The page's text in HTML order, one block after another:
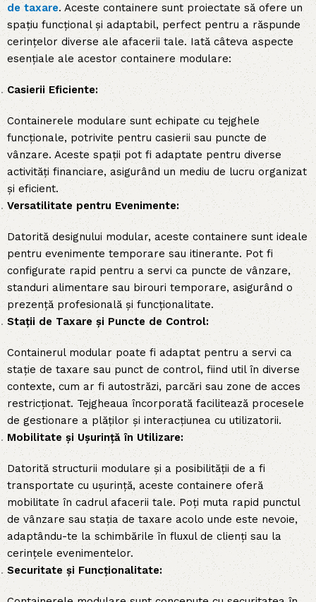
de taxare. Aceste containere sunt proiectate să ofere un
spațiu funcțional și adaptabil, perfect pentru a răspunde
cerințelor diverse ale afacerii tale. Iată câteva aspecte
esențiale ale acestor containere modulare:
Casierii Eficiente:
Containerele modulare sunt echipate cu tejghele
funcționale, potrivite pentru casierii sau puncte de
vânzare. Aceste spații pot fi adaptate pentru diverse
activități financiare, asigurând un mediu de lucru organizat
și eficient.
Versatilitate pentru Evenimente:
Datorită designului modular, aceste containere sunt ideale
pentru evenimente temporare sau itinerante. Pot fi
configurate rapid pentru a servi ca puncte de vânzare,
standuri alimentare sau birouri temporare, asigurând o
prezență profesională și funcționalitate.
Stații de Taxare și Puncte de Control:
Containerul modular poate fi adaptat pentru a servi ca
stație de taxare sau punct de control, fiind util în diverse
contexte, cum ar fi autostrăzi, parcări sau zone de acces
restricționat. Tejgheaua încorporată facilitează procesele
de gestionare a plăților și interacțiunea cu utilizatorii.
Mobilitate și Ușurință în Utilizare:
Datorită structurii modulare și a posibilității de a fi
transportate cu ușurință, aceste containere oferă
mobilitate în cadrul afacerii tale. Poți muta rapid punctul
de vânzare sau stația de taxare acolo unde este nevoie,
adaptându-te la schimbările în fluxul de clienți sau la
cerințele evenimentelor.
Securitate și Funcționalitate: